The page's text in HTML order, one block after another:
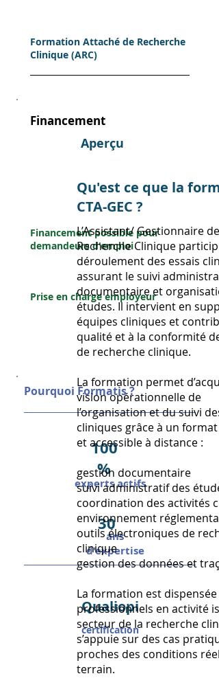
Formation Attaché de Recherche
Clinique (ARC)
Financement
Trava
il
Financement possible pour
demandeurs d'emploi
Entreprise
Prise en charge employeur
Pourquoi Formatis ?
100
%
experts actifs
30
ans
d'expertise
Qualiopi
certification
Aperçu
Qu'est ce que la
CTA-GEC ?
L’Assistant/ Gestionnaire de
Recherche Clinique
déroulement des essais
assurant le suivi
documentaire et
études. Il intervient en
équipes cliniques et
qualité et à la conformité
de recherche clinique.
La formation permet
vision opérationnelle de
l’organisation et du suivi
cliniques grâce à un format
et accessible à distance :
gestion documentaire
suivi administratif des
coordination des activités
environnement
outils électroniques de
clinique
gestion des données et
La formation est dispensée
professionnels en activité
secteur de la recherche
s’appuie sur des cas
proches des conditions
terrain.